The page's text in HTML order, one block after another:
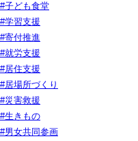
#子ども食堂
#学習支援
#寄付推進
#就労支援
#居住支援
#居場所づくり
#災害救援
#生きもの
#男女共同参画